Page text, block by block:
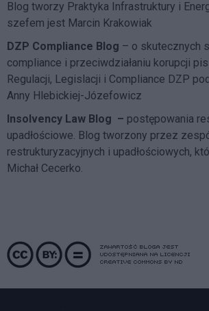
Blog tworzy Praktyka Infrastruktury i
szefem jest Marcin Krakowiak
DZP Compliance Blog – o skutecznych
compliance i przeciwdziałaniu korupcji
Regulacji, Legislacji i Compliance DZP
Anny Hlebickiej-Józefowicz
Insolvency Law Blog – postępowania
upadłościowe. Blog tworzony przez
restrukturyzacyjnych i upadłościowych,
Michał Cecerko.